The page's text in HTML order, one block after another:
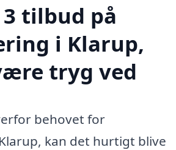
tilbud på
i Klarup,
tryg ved
behovet for
kan det hurtigt blive